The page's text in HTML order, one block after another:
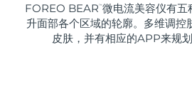
FOREO BEAR ™ 微电流美容仪有五
升面部各个区域的轮廓。多维调控
皮肤，并有相应的APP来规划